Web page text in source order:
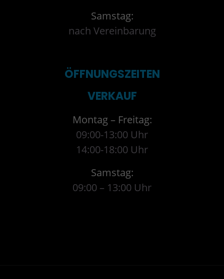
Samstag:
nach Vereinbarung
ÖFFNUNGSZEITEN
VERKAUF
Montag – Freitag:
09:00-13:00 Uhr
14:00-18:00 Uhr
Samstag:
09:00 – 13:00 Uhr